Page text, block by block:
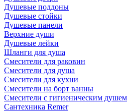
Душевые поддоны
Душевые стойки
Душевые панели
Верхние души
Душевые лейки
Шланги для душа
Смесители для раковин
Смесители для душа
Смесители для кухни
Смесители на борт ванны
Смесители с гигиеническим душем
Сантехника Remer